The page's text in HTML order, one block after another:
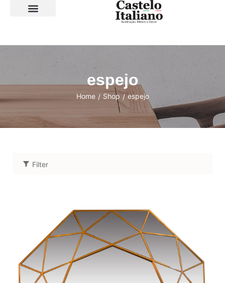
espejo
Home / Shop / espejo
Filter